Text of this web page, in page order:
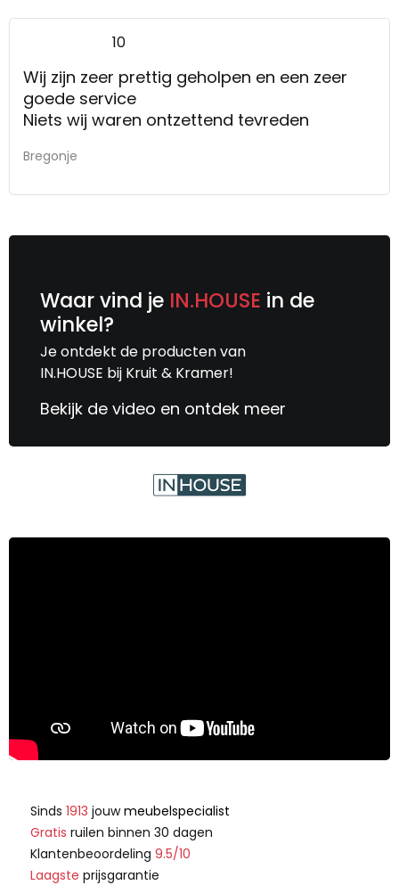
10
Wij zijn zeer prettig geholpen en een zeer
goede service
Niets wij waren ontzettend tevreden
Bregonje
Waar vind je IN.HOUSE in de
winkel?
Je ontdekt de producten van
IN.HOUSE bij Kruit & Kramer!
Bekijk de video en ontdek meer
Sinds 1913 jouwmeubelspecialist
Gratis ruilen binnen 30 dagen
Klantenbeoordeling 9.5/10
Laagste prijsgarantie